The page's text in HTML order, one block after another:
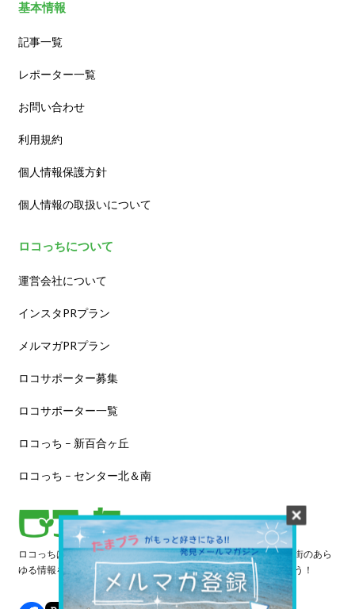
基本情報
記事一覧
レポーター一覧
お問い合わせ
利用規約
個人情報保護方針
個人情報の取扱いについて
ロコっちについて
運営会社について
インスタPRプラン
メルマガPRプラン
ロコサポーター募集
ロコサポーター一覧
ロコっち – 新百合ヶ丘
ロコっち – センター北＆南
ロコっちは、あなたのジモト体験を豊かにする情報サイトです。街のあら
ゆる情報を収集し、日々更新しています。早速情報を探してみよう！